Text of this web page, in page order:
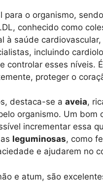
o organismo,
conhecido como
à saúde
incluindo
controlar esses níveis.
proteger o
destaca-se a aveia,
organismo. Um
incrementar essa
leguminosas, como
e ajudarem no
e atum, são